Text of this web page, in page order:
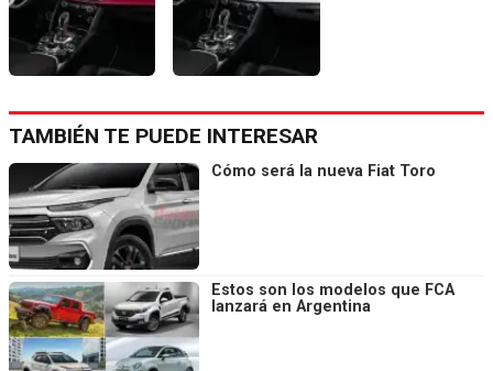
TAMBIÉN TE PUEDE INTERESAR
Cómo será la nueva Fiat Toro
Estos son los modelos que FCA
lanzará en Argentina